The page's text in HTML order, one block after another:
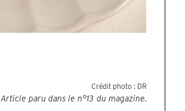
Crédit photo : DR
Article paru dans le n°13 du magazine.